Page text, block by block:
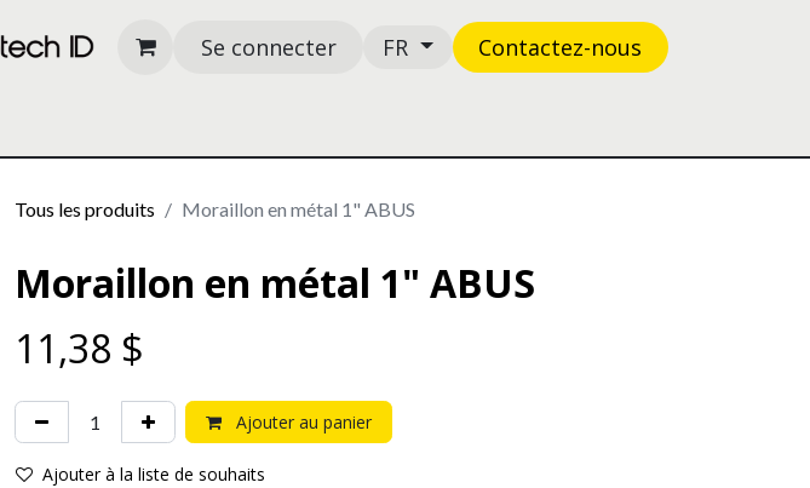
Se connecter FR Contactez-n​​​​ous
Tous les produits Moraillon en métal 1" ABUS
Moraillon en métal 1" ABUS
11,38 $
Ajouter au panier
Ajouter à la liste de souhaits